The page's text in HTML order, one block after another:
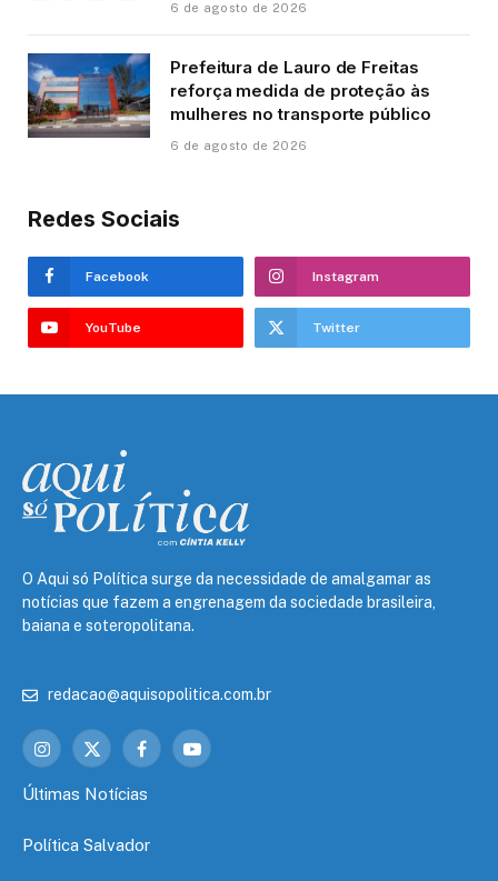
6 de agosto de 2026
Prefeitura de Lauro de Freitas
reforça medida de proteção às
mulheres no transporte público
6 de agosto de 2026
Redes Sociais
Facebook Instagram
YouTube Twitter
O Aqui só Política surge da necessidade de amalgamar as
notícias que fazem a engrenagem da sociedade brasileira,
baiana e soteropolitana.
redacao@aquisopolitica.com.br
Instagram
X
FacebookYouTube
Últimas Notícias
Política Salvador